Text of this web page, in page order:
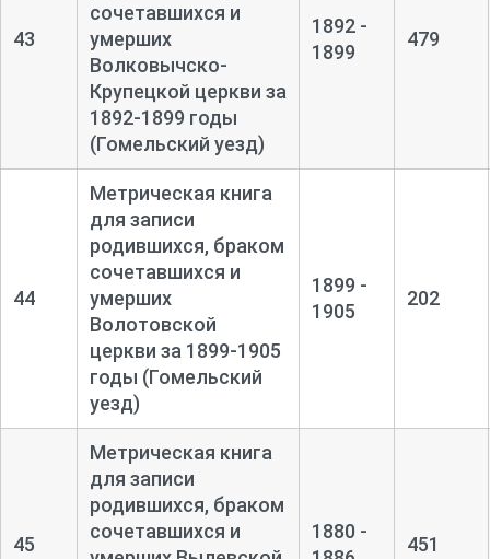
43
сочетавшихся и
умерших
Волковычско-
Крупецкой церкви за
1892-1899 годы
(Гомельский уезд)
1892 -
1899
479
44
Метрическая книга
для записи
родившихся, браком
сочетавшихся и
умерших
Волотовской
церкви за 1899-1905
годы (Гомельский
уезд)
1899 -
1905
202
45
Метрическая книга
для записи
родившихся, браком
сочетавшихся и
1880 -
451